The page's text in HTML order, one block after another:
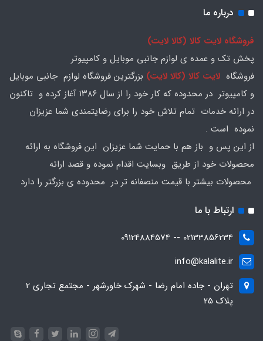
درباره ما
فروشگاه لایت کالا (کالا لایت)
پخش تک و عمده ی لوازم جانبی موبایل و کامپیوتر
فروشگاه لایت کالا (کالا لایت) بزرگترین فروشگاه لوازم جانبی موبایل
و کامپیوتر در محدوده که کار خود را از سال ۱۳۸۶ آغاز کرده و تاکنون
در ارائه خدمات تمام تلاش خود را برای رضایتمندی شما عزیزان
نموده است .
از این پس و باز هم با حمایت شما عزیزان این فروشگاه به ارائه
محصولات خود از طریق وبسایت اقدام نموده و قصد ارائه
محصولات بیشتر با قیمت منصفانه تر در محدوده ی بزرگتر را دارد
ارتباط با ما
02133856234 -- 09124884574
info@kalalite.ir
تهران - جاده امام رضا - شهرک خاورشهر - مجتمع تجاری 2
پلاک 25